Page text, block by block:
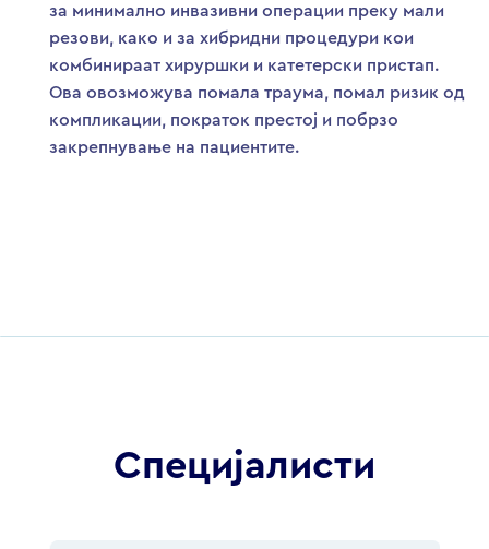
за минимално инвазивни операции преку мали
резови, како и за хибридни процедури кои
комбинираат хируршки и катетерски пристап.
Ова овозможува помала траума, помал ризик од
компликации, пократок престој и побрзо
закрепнување на пациентите.
Специјалисти